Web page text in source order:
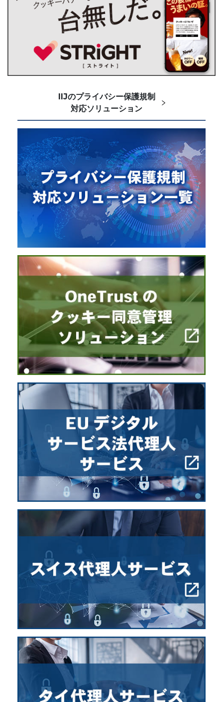
IIJのプライバシー保護規制
対応ソリューション